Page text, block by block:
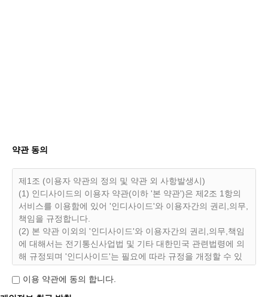
약관 동의
제1조 (이용자 약관의 정의 및 약관 외 사항발생시)
(1) 인디사이드의 이용자 약관(이하 '본 약관')은 제2조 1항의
서비스를 이용함에 있어 '인디사이드'와 이용자간의 권리,의무,
책임을 규정합니다.
(2) 본 약관 이외의 '인디사이드'와 이용자간의 권리,의무,책임
에 대해서는 전기통신사업법 및 기타 대한민국 관련법령에 의
해 규정되며 '인디사이드'는 필요에 따라 규정을 개정할 수 있
수 있습니다. 동의하지 안으실경우 제10조 3항에 의거 조치할
수 있습니다
이용 약관에 동의 합니다.